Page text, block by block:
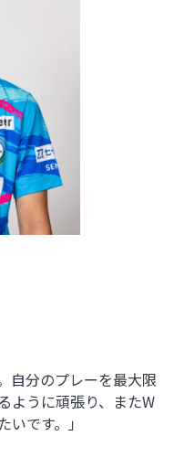
自分のプレーを最大限
ように頑張り、またW
です。」